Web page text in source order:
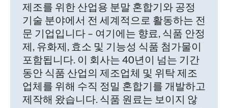
제조를 위한 산업용 분말 혼합기와 공정
기술 분야에서 전 세계적으로 활동하는 전
문 기업입니다 – 여기에는 향료, 식품 안정
제, 유화제, 효소 및 기능성 식품 첨가물이
포함됩니다. 이 회사는 40년이 넘는 기간
동안 식품 산업의 제조업체 및 위탁 제조
업체를 위해 수직 정밀 혼합기를 개발하고
제작해 왔습니다. 식품 원료는 보이지 않